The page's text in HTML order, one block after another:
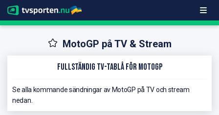
MotoGP på TV & Stream
Fullständig TV-Tablå för MotoGP
Se alla kommande sändningar av MotoGP på TV och stream
nedan.